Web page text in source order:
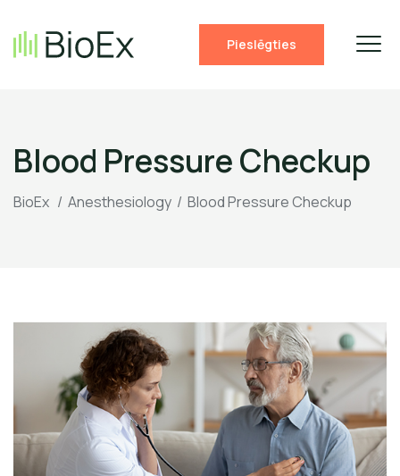
Pieslēgties
Blood Pressure Checkup
BioEx / Anesthesiology / Blood Pressure Checkup